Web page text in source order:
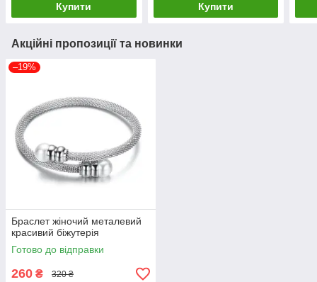
Купити Купити
Акційні пропозиції та новинки
–19%
Браслет жіночий металевий
красивий біжутерія
Готово до відправки
260 ₴ 320 ₴